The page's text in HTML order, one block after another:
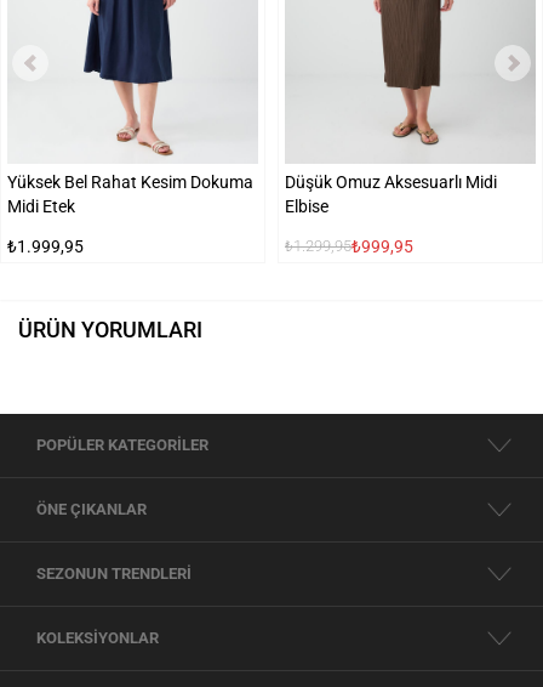
Yüksek Bel Rahat Kesim Dokuma
Midi Etek
₺1.999,95
Düşük Omuz Aksesuarlı Midi
Elbise
₺1.299,95₺999,95
ÜRÜN YORUMLARI
POPÜLER KATEGORİLER
ÖNE ÇIKANLAR
SEZONUN TRENDLERİ
KOLEKSİYONLAR